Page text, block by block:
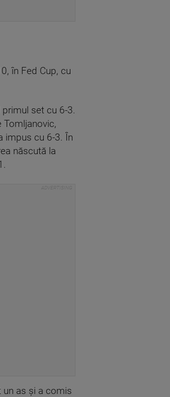
în Fed Cup, cu
set cu 6-3.
impus cu 6-3. În
născută la
un as şi a comis